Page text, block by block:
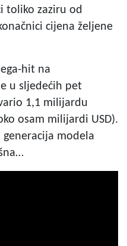
toliko zaziru od
cijena željene
hit na
u sljedećih pet
1,1 milijardu
osam milijardi USD).
generacija modela